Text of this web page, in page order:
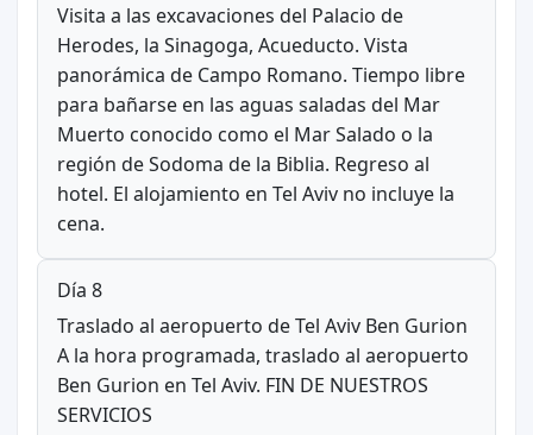
Visita a las excavaciones del Palacio de
Herodes, la Sinagoga, Acueducto. Vista
panorámica de Campo Romano. Tiempo libre
para bañarse en las aguas saladas del Mar
Muerto conocido como el Mar Salado o la
región de Sodoma de la Biblia. Regreso al
hotel. El alojamiento en Tel Aviv no incluye la
cena.
Día 8
Traslado al aeropuerto de Tel Aviv Ben Gurion
A la hora programada, traslado al aeropuerto
Ben Gurion en Tel Aviv. FIN DE NUESTROS
SERVICIOS